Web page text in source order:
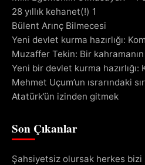
28 yıllık kehanet(!) 1
Bülent Arınç Bilmecesi
Yeni devlet kurma hazırlığı:
Muzaffer Tekin: Bir kahramanın
Yeni bir devlet kurma hazırlığı:
Mehmet Uçum’un ısrarındaki
Atatürk’ün izinden gitmek
Son Çıkanlar
Şahsiyetsiz olursak herkes bizi